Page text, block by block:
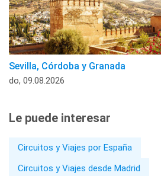
Sevilla, Córdoba y Granada
do, 09.08.2026
Le puede interesar
Circuitos y Viajes por España
Circuitos y Viajes desde Madrid